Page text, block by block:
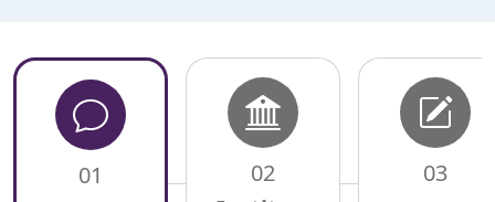
01 02 03